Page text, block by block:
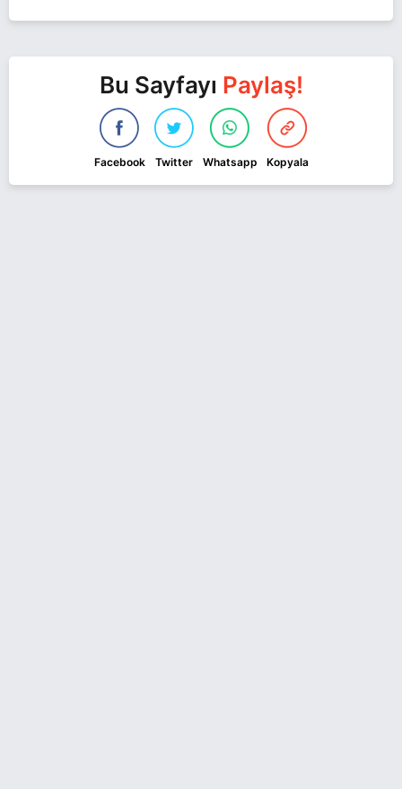
Bu Sayfayı Paylaş!
Facebook Twitter Whatsapp Kopyala